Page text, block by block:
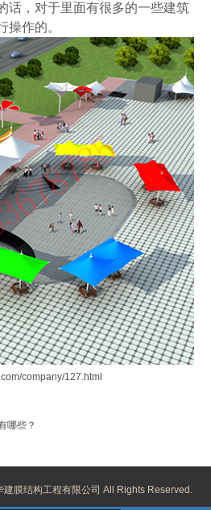
话，对于里面有很多的一些建筑
操作的。
company/127.html
哪些？
膜结构工程有限公司 All Rights Reserved.